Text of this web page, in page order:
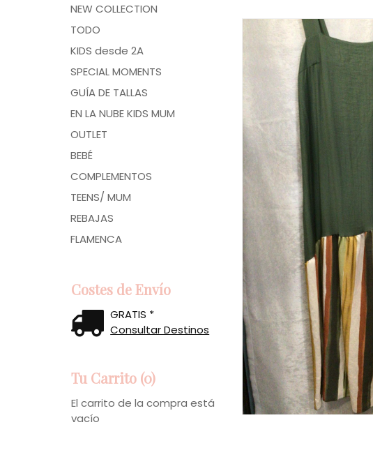
NEW COLLECTION
TODO
KIDS desde 2A
SPECIAL MOMENTS
GUÍA DE TALLAS
EN LA NUBE KIDS MUM
OUTLET
BEBÉ
COMPLEMENTOS
TEENS/ MUM
REBAJAS
FLAMENCA
Costes de Envío
GRATIS *
Consultar Destinos
Tu Carrito (0)
El carrito de la compra está
vacío